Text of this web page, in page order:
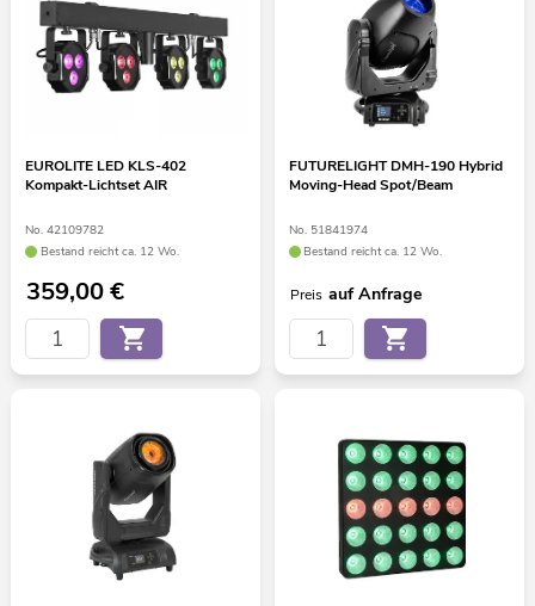
EUROLITE LED KLS-402
Kompakt-Lichtset AIR
No. 42109782
Bestand reicht ca. 12 Wo.
359,00€
FUTURELIGHT DMH-190 Hybrid
Moving-Head Spot/Beam
No. 51841974
Bestand reicht ca. 12 Wo.
Preis auf Anfrage